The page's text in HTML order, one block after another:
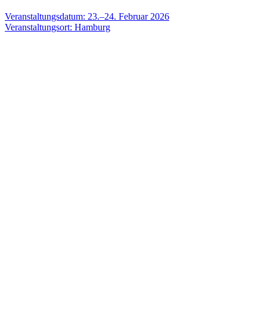
Veranstaltungsdatum: 23.–24. Februar 2026
Veranstaltungsort: Hamburg